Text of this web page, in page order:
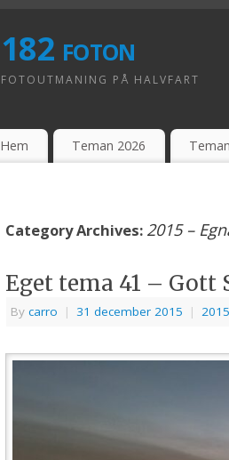
182 foton
FOTOUTMANING PÅ HALVFART
Hem Teman 2026
Category Archives: 2015 –
Eget tema 41 – Gott
By carro | 31 december 2015 | 2015